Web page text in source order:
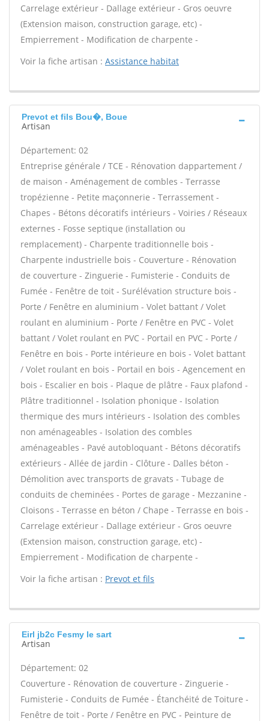
Carrelage extérieur - Dallage extérieur - Gros oeuvre
(Extension maison, construction garage, etc) -
Empierrement - Modification de charpente -
Voir la fiche artisan : Assistance habitat
Prevot et fils Bou�, Boue
Artisan
Département: 02
Entreprise générale / TCE - Rénovation dappartement /
de maison - Aménagement de combles - Terrasse
tropézienne - Petite maçonnerie - Terrassement -
Chapes - Bétons décoratifs intérieurs - Voiries / Réseaux
externes - Fosse septique (installation ou
remplacement) - Charpente traditionnelle bois -
Charpente industrielle bois - Couverture - Rénovation
de couverture - Zinguerie - Fumisterie - Conduits de
Fumée - Fenêtre de toit - Surélévation structure bois -
Porte / Fenêtre en aluminium - Volet battant / Volet
roulant en aluminium - Porte / Fenêtre en PVC - Volet
battant / Volet roulant en PVC - Portail en PVC - Porte /
Fenêtre en bois - Porte intérieure en bois - Volet battant
/ Volet roulant en bois - Portail en bois - Agencement en
bois - Escalier en bois - Plaque de plâtre - Faux plafond -
Plâtre traditionnel - Isolation phonique - Isolation
thermique des murs intérieurs - Isolation des combles
non aménageables - Isolation des combles
aménageables - Pavé autobloquant - Bétons décoratifs
extérieurs - Allée de jardin - Clôture - Dalles béton -
Démolition avec transports de gravats - Tubage de
conduits de cheminées - Portes de garage - Mezzanine -
Cloisons - Terrasse en béton / Chape - Terrasse en bois -
Carrelage extérieur - Dallage extérieur - Gros oeuvre
(Extension maison, construction garage, etc) -
Empierrement - Modification de charpente -
Voir la fiche artisan : Prevot et fils
Eirl jb2c Fesmy le sart
Artisan
Département: 02
Couverture - Rénovation de couverture - Zinguerie -
Fumisterie - Conduits de Fumée - Étanchéité de Toiture -
Fenêtre de toit - Porte / Fenêtre en PVC - Peinture de